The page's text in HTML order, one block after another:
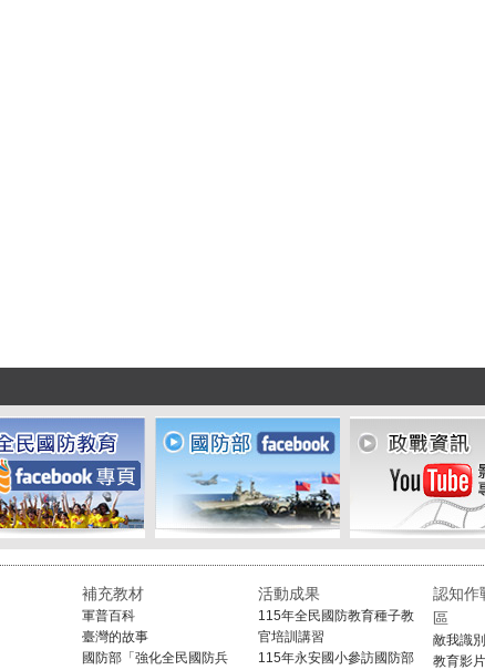
補充教材
軍普百科
臺灣的故事
國防部「強化全民國防兵
活動成果
115年全民國防教育種子教
官培訓講習
115年永安國小參訪國防部
認知作
區
敵我識
教育影